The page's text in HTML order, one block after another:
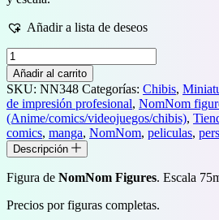
Añadir a lista de deseos
Chibi
de
Themberchaud
–
D&D
cantidad
Añadir al carrito
SKU: NN348 Categorías: Chibis,
de impresión profesional, NomNom
(Anime/comics/videojuegos/chibis),
comics, manga, NomNom, peliculas,
Descripción
Figura de NomNom Figures. Escala
Precios por figuras completas.